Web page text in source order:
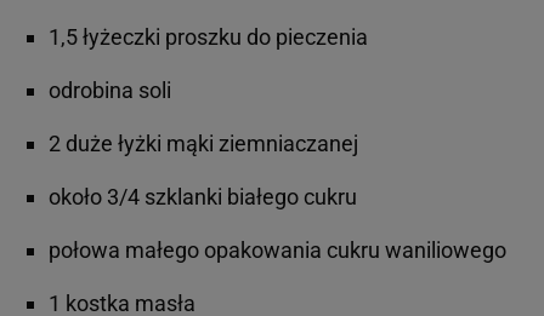
1,5 łyżeczki proszku do pieczenia
odrobina soli
2 duże łyżki mąki ziemniaczanej
około 3/4 szklanki białego cukru
połowa małego opakowania cukru waniliowego
1 kostka masła